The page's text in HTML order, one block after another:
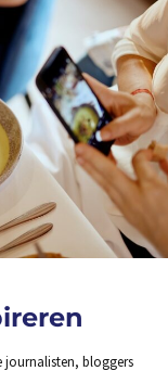
journalisten, bloggers